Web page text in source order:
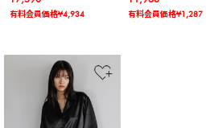
有料会員価格¥4,934 有料会員価格¥1,287